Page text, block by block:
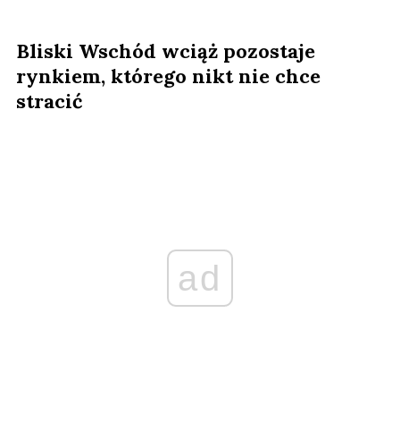
Bliski Wschód wciąż pozostaje
rynkiem, którego nikt nie chce
stracić
ad